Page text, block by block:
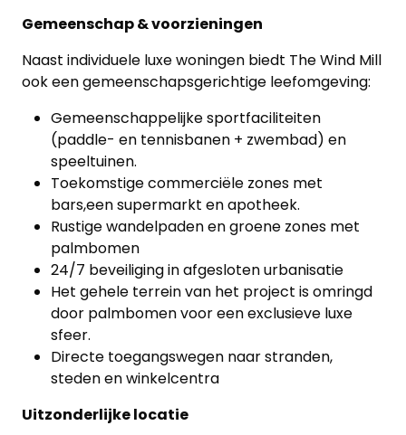
Gemeenschap & voorzieningen
Naast individuele luxe woningen biedt The Wind Mill
ook een gemeenschapsgerichtige leefomgeving:
Gemeenschappelijke sportfaciliteiten
(paddle- en tennisbanen + zwembad) en
speeltuinen.
Toekomstige commerciële zones met
bars,een supermarkt en apotheek.
Rustige wandelpaden en groene zones met
palmbomen
24/7 beveiliging in afgesloten urbanisatie
Het gehele terrein van het project is omringd
door palmbomen voor een exclusieve luxe
sfeer.
Directe toegangswegen naar stranden,
steden en winkelcentra
Uitzonderlijke locatie